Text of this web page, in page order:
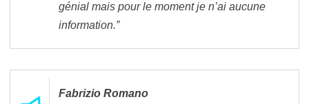
génial mais pour le moment je n’ai aucune
information.”
Fabrizio Romano